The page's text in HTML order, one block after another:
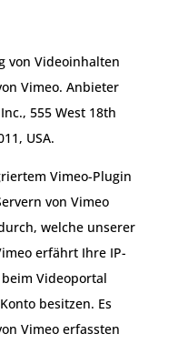
von Videoinhalten
Vimeo. Anbieter
555 West 18th
USA.
Vimeo-Plugin
von Vimeo
welche unserer
erfährt Ihre IP-
Videoportal
besitzen. Es
Vimeo erfassten